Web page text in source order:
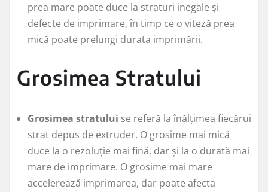
prea mare poate duce la straturi inegale și
defecte de imprimare, în timp ce o viteză prea
mică poate prelungi durata imprimării.
Grosimea Stratului
Grosimea stratului se referă la înălțimea fiecărui
strat depus de extruder. O grosime mai mică
duce la o rezoluție mai fină, dar și la o durată mai
mare de imprimare. O grosime mai mare
accelerează imprimarea, dar poate afecta